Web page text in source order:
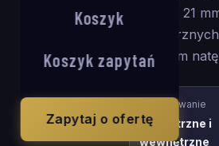
Koszyk
Koszyk zapytań
Zapytaj o ofertę
ARM 21: 21
i wysokim
Zastosowanie
zewnętrzne i
wewnętrzne